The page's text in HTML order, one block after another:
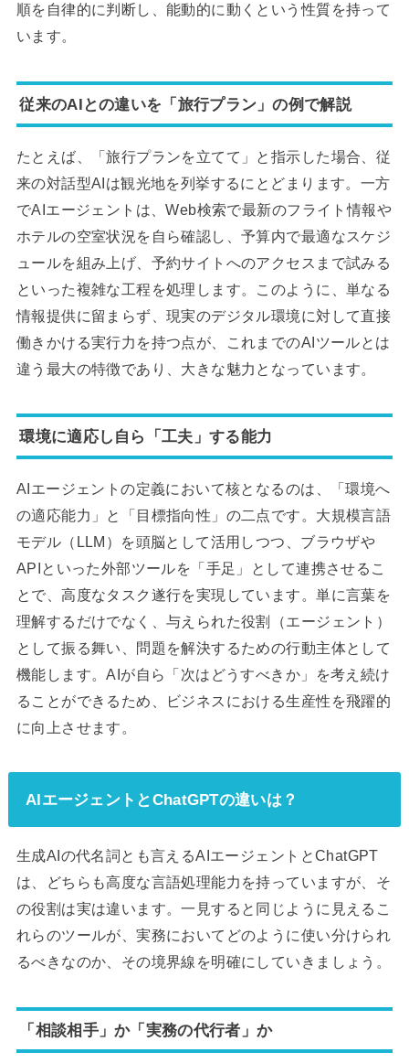
順を自律的に判断し、能動的に動くという性質を持って
います。
従来のAIとの違いを「旅行プラン」の例で解説
たとえば、「旅行プランを立てて」と指示した場合、従
来の対話型AIは観光地を列挙するにとどまります。一方
でAIエージェントは、Web検索で最新のフライト情報や
ホテルの空室状況を自ら確認し、予算内で最適なスケジ
ュールを組み上げ、予約サイトへのアクセスまで試みる
といった複雑な工程を処理します。このように、単なる
情報提供に留まらず、現実のデジタル環境に対して直接
働きかける実行力を持つ点が、これまでのAIツールとは
違う最大の特徴であり、大きな魅力となっています。
環境に適応し自ら「工夫」する能力
AIエージェントの定義において核となるのは、「環境へ
の適応能力」と「目標指向性」の二点です。大規模言語
モデル（LLM）を頭脳として活用しつつ、ブラウザや
APIといった外部ツールを「手足」として連携させるこ
とで、高度なタスク遂行を実現しています。単に言葉を
理解するだけでなく、与えられた役割（エージェント）
として振る舞い、問題を解決するための行動主体として
機能します。AIが自ら「次はどうすべきか」を考え続け
ることができるため、ビジネスにおける生産性を飛躍的
に向上させます。
AIエージェントとChatGPTの違いは？
生成AIの代名詞とも言えるAIエージェントとChatGPT
は、どちらも高度な言語処理能力を持っていますが、そ
の役割は実は違います。一見すると同じように見えるこ
れらのツールが、実務においてどのように使い分けられ
るべきなのか、その境界線を明確にしていきましょう。
「相談相手」か「実務の代行者」か